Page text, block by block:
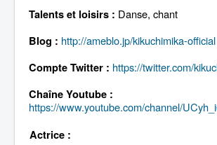
Talents et loisirs : Danse, chant
Blog : http://ameblo.jp/kikuchimika-official
Compte Twitter : https://twitter.com/
Chaîne Youtube :
https://www.youtube.com/channel/
Actrice :